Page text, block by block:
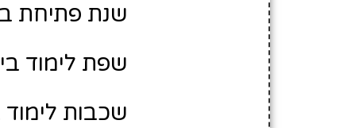
שנת פתיחת בית
שפת לימוד
שכבות